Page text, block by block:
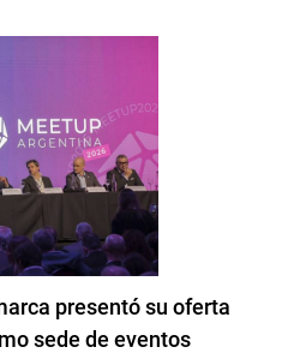
presentó su oferta
sede de eventos